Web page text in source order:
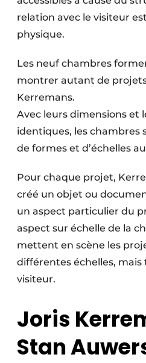
relation avec le visiteur
physique.
Les neuf chambres
montrer autant de
Kerremans.
Avec leurs dimensions et
identiques, les chambres
de formes et d’échelles
Pour chaque projet,
créé un objet ou
un aspect particulier du
aspect sur échelle de la
mettent en scène les
différentes échelles,
visiteur.
Joris
Stan